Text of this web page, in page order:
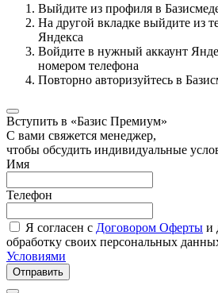
Выйдите из профиля в
На другой вкладке выйдите из
Яндекса
Войдите в нужный аккаунт
номером телефона
Повторно авторизуйтесь в
Вступить в «Базис Премиум»
С вами свяжется менеджер,
чтобы обсудить индивидуальные
Имя
Телефон
Я согласен с Договором Оферты и
обработку своих персональных
Условиями
Отправить